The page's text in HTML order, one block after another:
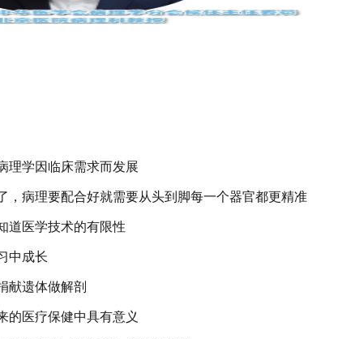
理学因临床需求而发展
，病理要配合好就需要从头到脚每一个器官都更精准
道医学技术的有限性
中成长
献遗体做解剖
的医疗保健中具有意义